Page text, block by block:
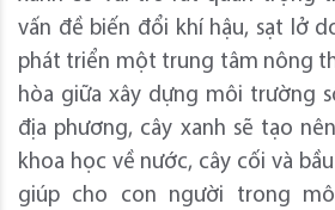
vấn đề biến đổi khí hậu, sạt lở
phát triển một trung tâm nông
hòa giữa xây dựng môi trường
địa phương, cây xanh sẽ tạo
khoa học về nước, cây cối và
giúp cho con người trong